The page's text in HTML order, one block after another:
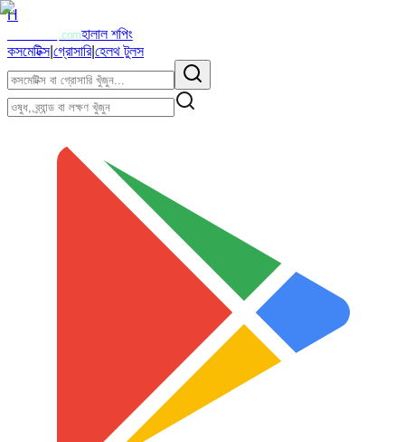
H
.comহালাল শপিং
কসমেটিক্স|গ্রোসারি|হেলথ টুলস